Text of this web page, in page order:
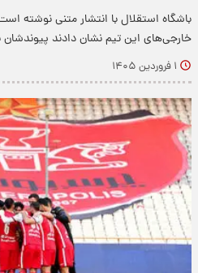
باشگاه استقلال با انتشار متنی نوشته
خارجی‌های این تیم نشان دادند
۱ فروردین ۱۴۰۵